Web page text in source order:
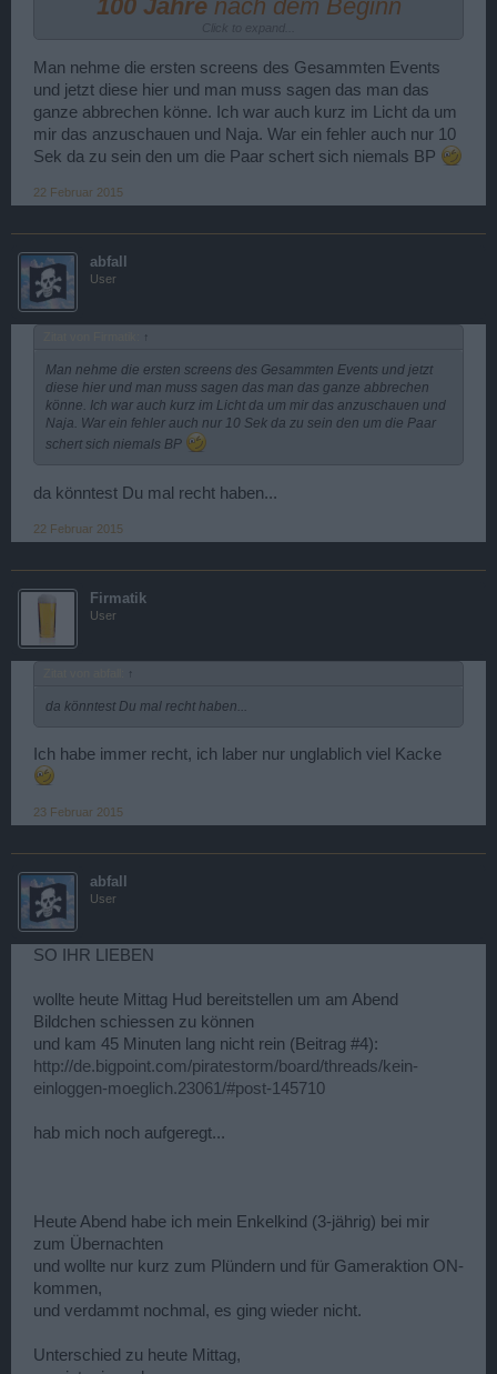
100 Jahrenach dem Beginn
des deutschen U-Boot-Krieges
gegen Handelsschiffe,
als Vergeltung gegen
die britische Blockade
Strudel Bärengrund
Man nehme die ersten screens des Gesammten Events
und jetzt diese hier und man muss sagen das man das
ganze abbrechen könne. Ich war auch kurz im Licht da um
mir das anzuschauen und Naja. War ein fehler auch nur 10
Sek da zu sein den um die Paar schert sich niemals BP
22 Februar 2015
abfall
User
↑
Man nehme die ersten screens des Gesammten Events und jetzt
diese hier und man muss sagen das man das ganze abbrechen
könne. Ich war auch kurz im Licht da um mir das anzuschauen und
Naja. War ein fehler auch nur 10 Sek da zu sein den um die Paar
schert sich niemals BP
da könntest Du mal recht haben...
22 Februar 2015
Firmatik
User
↑
da könntest Du mal recht haben...
Ich habe immer recht, ich laber nur unglablich viel Kacke
23 Februar 2015
abfall
User
SO IHR LIEBEN
wollte heute Mittag Hud bereitstellen um am Abend
Bildchen schiessen zu können
und kam 45 Minuten lang nicht rein (Beitrag #4):
http://de.bigpoint.com/piratestorm/board/threads/kein-
einloggen-moeglich.23061/#post-145710
hab mich noch aufgeregt...
Heute Abend habe ich mein Enkelkind (3-jährig) bei mir
zum Übernachten
und wollte nur kurz zum Plündern und für Gameraktion ON-
kommen,
und verdammt nochmal, es ging wieder nicht.
Unterschied zu heute Mittag,